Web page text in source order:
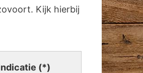
Kijk hierbij
(*)